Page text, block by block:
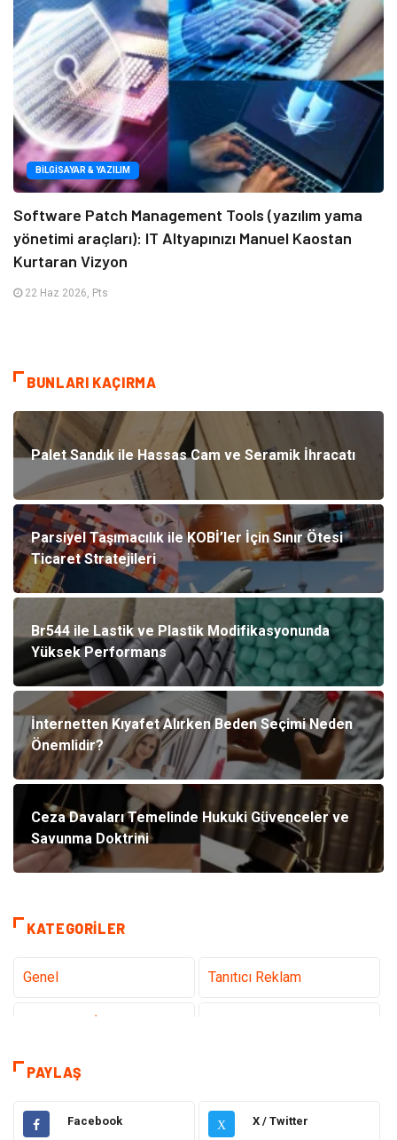
BILGISAYAR & YAZILIM
Software Patch Management Tools (yazılım yama
yönetimi araçları): IT Altyapınızı Manuel Kaostan
Kurtaran Vizyon
22 Haz 2026, Pts
BUNLARI KAÇIRMA
Palet Sandık ile Hassas Cam ve Seramik İhracatı
Parsiyel Taşımacılık ile KOBİ’ler İçin Sınır Ötesi
Ticaret Stratejileri
Br544 ile Lastik ve Plastik Modifikasyonunda
Yüksek Performans
İnternetten Kıyafet Alırken Beden Seçimi Neden
Önemlidir?
Ceza Davaları Temelinde Hukuki Güvenceler ve
Savunma Doktrini
KATEGORILER
Genel Tanıtıcı Reklam
Hizmet
Hukuk Elektrik Elektronik
PAYLAŞ
Facebook X X / Twitter